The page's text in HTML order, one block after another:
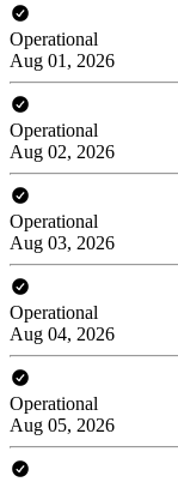
Operational
Aug 01, 2026
Operational
Aug 02, 2026
Operational
Aug 03, 2026
Operational
Aug 04, 2026
Operational
Aug 05, 2026